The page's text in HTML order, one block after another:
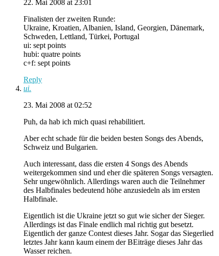
22. Mai 2008 at 23:01
Finalisten der zweiten Runde:
Ukraine, Kroatien, Albanien, Island, Georgien, Dänemark,
Schweden, Lettland, Türkei, Portugal
ui: sept points
hubi: quatre points
c+f: sept points
Reply
ui.
23. Mai 2008 at 02:52
Puh, da hab ich mich quasi rehabilitiert.
Aber echt schade für die beiden besten Songs des Abends,
Schweiz und Bulgarien.
Auch interessant, dass die ersten 4 Songs des Abends
weitergekommen sind und eher die späteren Songs versagten.
Sehr ungewöhnlich. Allerdings waren auch die Teilnehmer
des Halbfinales bedeutend höhe anzusiedeln als im ersten
Halbfinale.
Eigentlich ist die Ukraine jetzt so gut wie sicher der Sieger.
Allerdings ist das Finale endlich mal richtig gut besetzt.
Eigentlich der ganze Contest dieses Jahr. Sogar das Siegerlied
letztes Jahr kann kaum einem der BEiträge dieses Jahr das
Wasser reichen.